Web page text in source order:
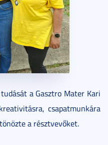
a Gasztro Mater Kari
csapatmunkára
a résztvevőket.